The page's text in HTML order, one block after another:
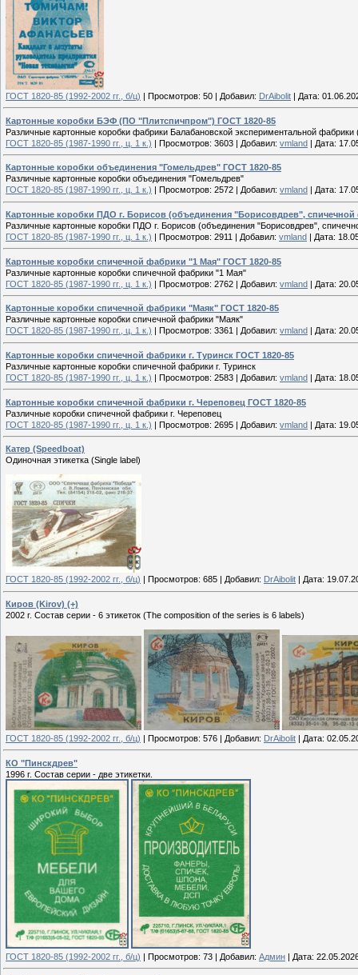
ГОСТ 1820-85 (1992-2002 гг., б/ц) | Просмотров: 50 | Добавил: DrAibolit | Дата:
Картонные коробки БЭФ (ПО "Плитспичпром") ГОСТ 1820-85
Различные картонные коробки фабрики Балабановской экспериментальной
ГОСТ 1820-85 (1987-1990 гг., ц. 1 к.) | Просмотров: 3603 | Добавил: vmland | Дата:
Картонные коробки объединения "Гомельдрев" ГОСТ 1820-85
Различные картонные коробки объединения "Гомельдрев"
ГОСТ 1820-85 (1987-1990 гг., ц. 1 к.)
Просмотров: 2572 Добавил: vmland Дата:
Картонные коробки ПДО г. Борисов (объединения "Борисовдрев",
Различные картонные коробки ПДО г. Борисов (объединения "Борисовдрев",
ГОСТ 1820-85 (1987-1990 гг., ц. 1 к.) | Просмотров: 2911 | Добавил: vmland | Дата:
Картонные коробки спичечной фабрики "1 Мая" ГОСТ 1820-85
Различные картонные коробки спичечной фабрики "1 Мая"
ГОСТ 1820-85 (1987-1990 гг., ц. 1 к.) | Просмотров: 2762 | Добавил: vmland | Дата:
Картонные коробки спичечной фабрики "Маяк" ГОСТ 1820-85
Различные картонные коробки спичечной фабрики "Маяк"
ГОСТ 1820-85 (1987-1990 гг., ц. 1 к.)
Просмотров: 3361 Добавил: vmland Дата:
Картонные коробки спичечной фабрики г. Туринск ГОСТ 1820-85
Различные картонные коробки спичечной фабрики г. Туринск
ГОСТ 1820-85 (1987-1990 гг., ц. 1 к.) | Просмотров: 2583 | Добавил: vmland | Дата:
Картонные коробки спичечной фабрики г. Череповец ГОСТ 1820-85
Различные коробки спичечной фабрики г. Череповец
ГОСТ 1820-85 (1987-1990 гг., ц. 1 к.) | Просмотров: 2695 | Добавил: vmland | Дата:
Катер (Speedboat)
Одиночная этикетка (Single label)
ГОСТ 1820-85 (1992-2002 гг., б/ц) | Просмотров: 685 | Добавил: DrAibolit | Дата:
Киров (Kirov) (+)
2002 г. Состав серии - 6 этикеток (The composition of the series is 6 labels)
ГОСТ 1820-85 (1992-2002 гг., б/ц) | Просмотров: 576 | Добавил: DrAibolit | Дата:
КО "Пинскдрев"
1996 г. Состав серии - две этикетки.
ГОСТ 1820-85 (1992-2002 гг., б/ц) | Просмотров: 73 | Добавил: Админ | Дата: